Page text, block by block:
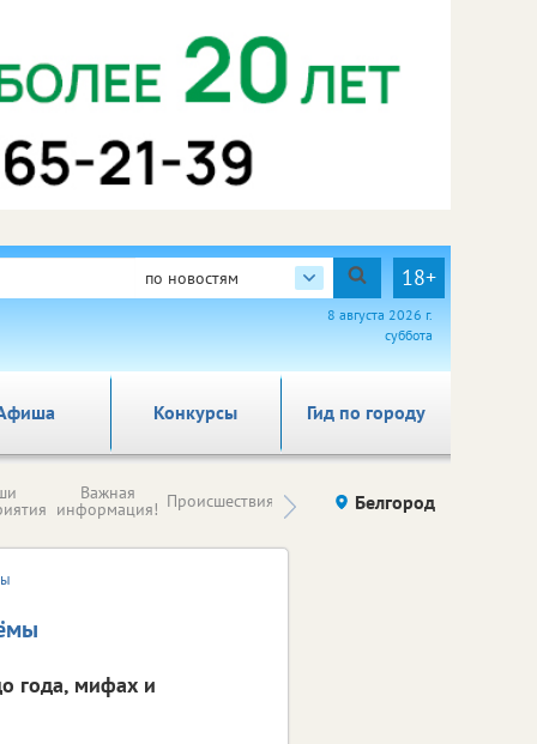
по новостям 18+
8 августа 2026 г.
суббота
Гид по городу
Конкурсы
Важная
информация! Происшествия Здоровье компаний (на
правах
Белгород
года, мифах и